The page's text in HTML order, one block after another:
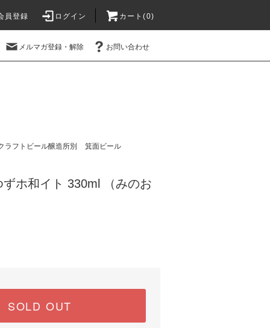
員登録 ログイン カート(0)
メルマガ登録・解除 お問い合わせ
ラフトビール醸造所別
箕面ビール
ホ和イト 330ml （みのお
SOLD OUT